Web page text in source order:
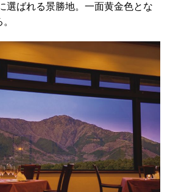
選ばれる景勝地。一面黄金色とな